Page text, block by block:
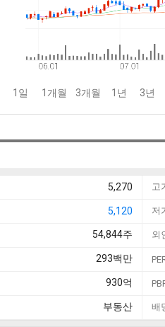
1일 1개월 3개월 1년 3년
5,270 고
5,120 저
54,844주 외
293백만
930억
부동산 배